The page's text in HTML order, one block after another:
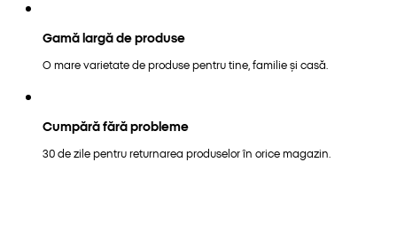
Gamă largă de produse
O mare varietate de produse pentru tine, familie și casă.
Cumpără fără probleme
30 de zile pentru returnarea produselor în orice magazin.